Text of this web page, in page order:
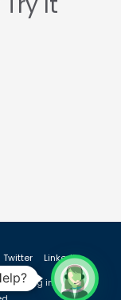
Twitter LinkedIn
industry in